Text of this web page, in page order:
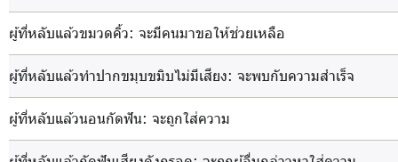
ผู้ที่หลับแล้วขมวดคิ้ว: จะมีคนมาขอให้ช่วยเหลือ
ผู้ที่หลับแล้วทำปากขมุบขมิบไม่มีเสียง: จะพบกับความสำเร็จ
ผู้ที่หลับแล้วนอนกัดฟัน: จะถูกใส่ความ